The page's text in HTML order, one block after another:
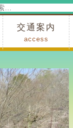
交通案内
access